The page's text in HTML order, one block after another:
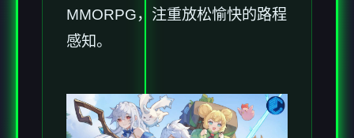
MMORPG，注重放松愉快的路程
感知。